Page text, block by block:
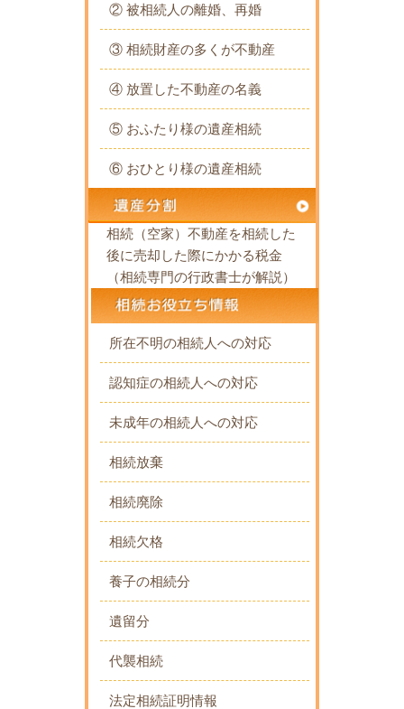
② 被相続人の離婚、再婚
③ 相続財産の多くが不動産
④ 放置した不動産の名義
⑤ おふたり様の遺産相続
⑥ おひとり様の遺産相続
相続（空家）不動産を相続した
後に売却した際にかかる税金
（相続専門の行政書士が解説）
所在不明の相続人への対応
認知症の相続人への対応
未成年の相続人への対応
相続放棄
相続廃除
相続欠格
養子の相続分
遺留分
代襲相続
法定相続証明情報